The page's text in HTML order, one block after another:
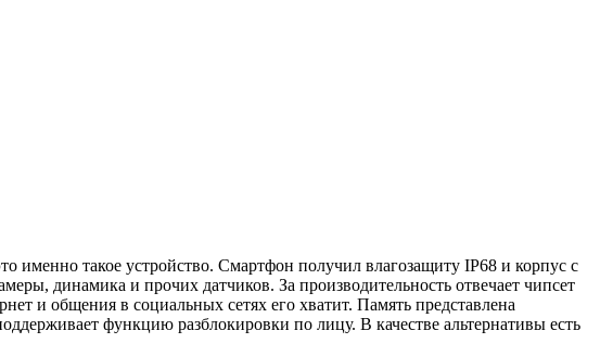
такое устройство. Смартфон получил влагозащиту IP68 и корпус с
динамика и прочих датчиков. За производительность отвечает чипсет
и общения в социальных сетях его хватит. Память представлена
функцию разблокировки по лицу. В качестве альтернативы есть